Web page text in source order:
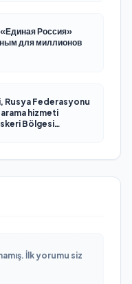
Россия»
для миллионов
Rusya Federasyonu
arama hizmeti
Bölgesi
İlk yorumu siz